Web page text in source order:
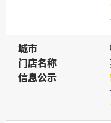
城市
城市
门店名称
门店名称
信息公示
信息公示